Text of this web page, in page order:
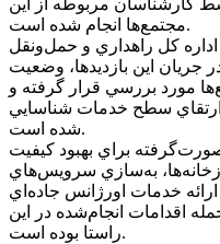
مجتمع‌ها انجام شده است.
کل راهداري و حمل‌ونقل
جريان اين بازديدها، وضعيت
مورد بررسي قرار گرفته و
سطح خدمات شناسايي
شده است.
براي بهبود کيفيت
به‌سازي سرويس‌هاي
خدمات اورژانس جاده‌اي
اقدامات انجام‌شده در اين
راستا بوده است.